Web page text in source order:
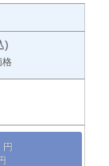
)
格